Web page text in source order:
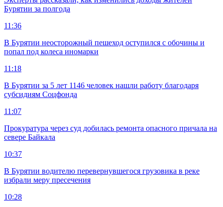
Бурятии за полгода
11:36
В Бурятии неосторожный пешеход оступился с обочины и
попал под колеса иномарки
11:18
В Бурятии за 5 лет 1146 человек нашли работу благодаря
субсидиям Соцфонда
11:07
Прокуратура через суд добилась ремонта опасного причала на
севере Байкала
10:37
В Бурятии водителю перевернувшегося грузовика в реке
избрали меру пресечения
10:28